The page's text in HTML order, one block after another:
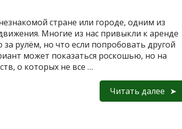
стране или городе, одним из
Многие из нас привыкли к аренде
рулём, но что если попробовать другой
может показаться роскошью, но на
о которых не все …
Читать далее